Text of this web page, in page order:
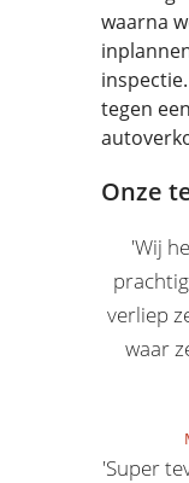
waarna
tegen
Onze
'Wij
verliep
waar
'Super